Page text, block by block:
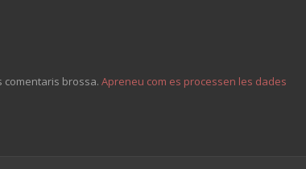
comentaris brossa. Apreneu com es processen les dades